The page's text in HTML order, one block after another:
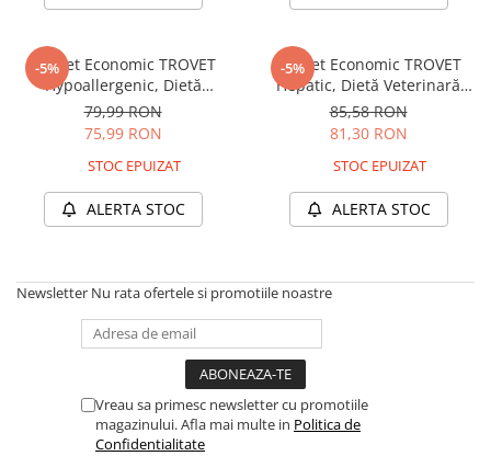
Meniuri Rozătoare
Delicii Rozătoare
Batoane Rozătoare
Îngrijire Rozătoare
Așternut Igienic Rozătoare
Cuști Rozătoare
Pești
Acvarii
Hrană
Hrană Pești
Hrană Broaște Țestoase
Tratament Apă
-5%
Pachet Economic TROVET
Hypoallergenic, Dietă
Veterinară Umedă Pisică
Adult, Miel, 6x200g
79,99 RON
75,99 RON
STOC EPUIZAT
ALERTA STOC
-5%
Pachet Economic TROVET
Hepatic, Dietă Veterinară
Umedă Pisică Adult, Pui,
6x200g
85,58 RON
81,30 RON
STOC EPUIZAT
ALERTA STOC
Newsletter Nu rata ofertele si promotiile noastre
Vreau sa primesc newsletter cu promotiile
magazinului. Afla mai multe in Politica de
Confidentialitate